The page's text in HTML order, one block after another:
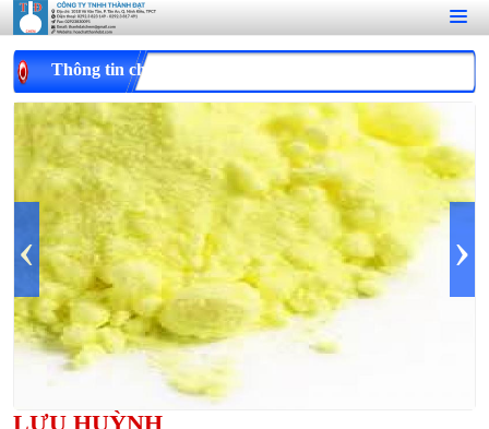
Thông tin chi tiết
‹ ›
LƯU HUỲNH